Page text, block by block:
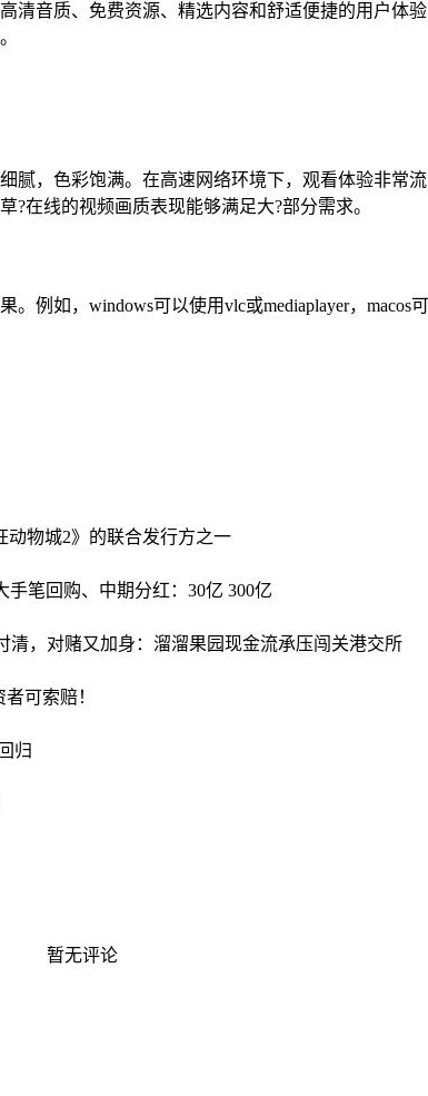
音质、免费资源、精选内容和舒适便捷的用户体
，色彩饱满。在高速网络环境下，观看体验非常
在线的视频画质表现能够满足大?部分需求。
例如，windows可以使用vlc或mediaplayer，macos
动物城2》的联合发行方之一
手笔回购、中期分红：30亿 300亿
清，对赌又加身：溜溜果园现金流承压闯关港交所
可索赔！
归
暂无评论